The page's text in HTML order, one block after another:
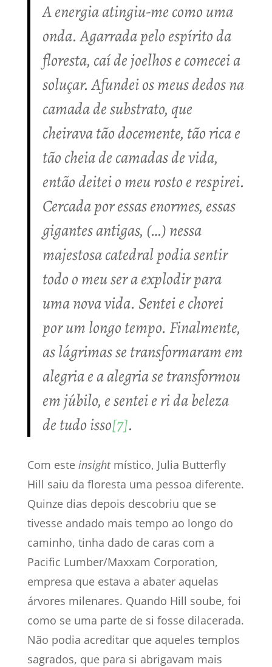
A energia atingiu-me como uma
onda. Agarrada pelo espírito da
floresta, caí de joelhos e comecei a
soluçar. Afundei os meus dedos na
camada de substrato, que
cheirava tão docemente, tão rica e
tão cheia de camadas de vida,
então deitei o meu rosto e respirei.
Cercada por essas enormes, essas
gigantes antigas, (…) nessa
majestosa catedral podia sentir
todo o meu ser a explodir para
uma nova vida. Sentei e chorei
por um longo tempo. Finalmente,
as lágrimas se transformaram em
alegria e a alegria se transformou
em júbilo, e sentei e ri da beleza
de tudo isso[7].
Com este insightmístico, Julia Butterfly
Hill saiu da floresta uma pessoa diferente.
Quinze dias depois descobriu que se
tivesse andado mais tempo ao longo do
caminho, tinha dado de caras com a
Pacific Lumber/Maxxam Corporation,
empresa que estava a abater aquelas
árvores milenares. Quando Hill soube, foi
como se uma parte de si fosse dilacerada.
Não podia acreditar que aqueles templos
sagrados, que para si abrigavam mais